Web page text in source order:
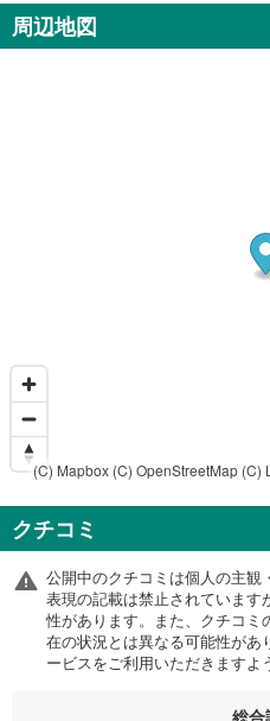
周辺地図
(C) Mapbox (C) OpenStreetMap (C)
クチコミ
公開中のクチコミは個人の主観
表現の記載は禁止されていま
性があります。また、クチコ
在の状況とは異なる可能性があ
ービスをご利用いただきますよ
総合